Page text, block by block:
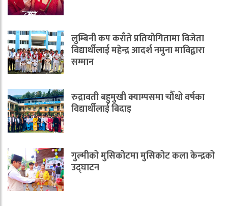
लुम्बिनी कप कराँते प्रतियोगितामा विजेता
विद्यार्थीलाई महेन्द्र आदर्श नमुना माविद्वारा
सम्मान
रुद्रावती बहुमुखी क्याम्पसमा चौँथो वर्षका
विद्यार्थीलाई बिदाइ
गुल्मीको मुसिकोटमा मुसिकोट कला केन्द्रको
उद्घाटन